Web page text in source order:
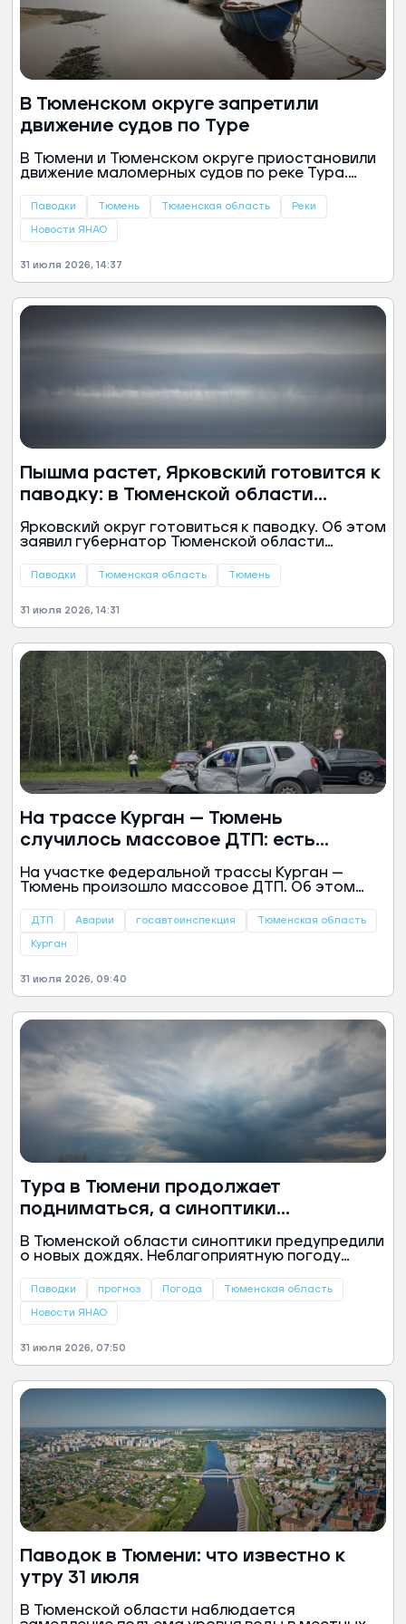
В Тюменском округе запретили
движение судов по Туре
В Тюмени и Тюменском округе приостановили
движение маломерных судов по реке Тура.
Александр Моор.
Паводки Тюмень Тюменская область Реки
Новости ЯНАО
31 июля 2026, 14:37
Пышма растет, Ярковский готовится к
паводку: в Тюменской области
укрепляют дамбы
Ярковский округ готовиться к паводку. Об этом
заявил губернатор Тюменской области
Паводки Тюменская область Тюмень
31 июля 2026, 14:31
На трассе Курган — Тюмень
случилось массовое ДТП: есть
погибшие
На участке федеральной трассы Курган —
Тюмень произошло массовое ДТП. Об этом
Тюменской области.
ДТП Аварии госавтоинспекция Тюменская область
Курган
31 июля 2026, 09:40
Тура в Тюмени продолжает
подниматься, а синоптики
прогнозируют новые дожди
В Тюменской области синоптики предупредили
о новых дождях. Неблагоприятную погоду
сообщили в информационном центре
Паводки прогноз Погода Тюменская область
Новости ЯНАО
31 июля 2026, 07:50
Паводок в Тюмени: что известно к
утру 31 июля
В Тюменской области наблюдается